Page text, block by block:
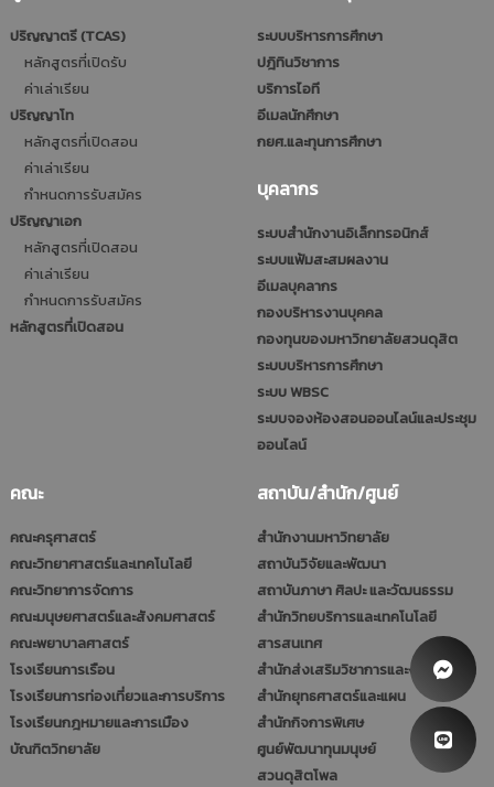
ปริญญาตรี (TCAS)
หลักสูตรที่เปิดรับ
ค่าเล่าเรียน
ปริญญาโท
หลักสูตรที่เปิดสอน
ค่าเล่าเรียน
กำหนดการรับสมัคร
ปริญญาเอก
หลักสูตรที่เปิดสอน
ค่าเล่าเรียน
กำหนดการรับสมัคร
หลักสูตรที่เปิดสอน
ระบบบริหารการศึกษา
ปฎิทินวิชาการ
บริการไอที
อีเมลนักศึกษา
กยศ.และทุนการศึกษา
บุคลากร
ระบบสำนักงานอิเล็กทรอนิกส์
ระบบแฟ้มสะสมผลงาน
อีเมลบุคลากร
กองบริหารงานบุคคล
กองทุนของมหาวิทยาลัยสวนดุสิต
ระบบบริหารการศึกษา
ระบบ WBSC
ระบบจองห้องสอนออนไลน์และประชุม
ออนไลน์
คณะ
คณะครุศาสตร์
คณะวิทยาศาสตร์และเทคโนโลยี
คณะวิทยาการจัดการ
คณะมนุษยศาสตร์และสังคมศาสตร์
คณะพยาบาลศาสตร์
โรงเรียนการเรือน
โรงเรียนการท่องเที่ยวและการบริการ
โรงเรียนกฎหมายและการเมือง
บัณฑิตวิทยาลัย
สถาบัน/สำนัก/ศูนย์
สำนักงานมหาวิทยาลัย
สถาบันวิจัยและพัฒนา
สถาบันภาษา ศิลปะ และวัฒนธรรม
สำนักวิทยบริการและเทคโนโลยี
สารสนเทศ
สำนักส่งเสริมวิชาการและงานทะเบียน
สำนักยุทธศาสตร์และแผน
สำนักกิจการพิเศษ
ศูนย์พัฒนาทุนมนุษย์
สวนดุสิตโพล